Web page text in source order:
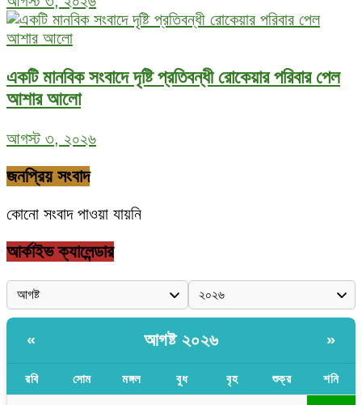
একটি মানবিক সংবাদে দৃষ্টি প্রতিবন্ধী রোকেয়ার পরিবার পেল
আশার আলো
আগস্ট ৩, ২০২৬
জনপ্রিয় সংবাদ
কোনো সংবাদ পাওয়া যায়নি
আর্কাইভ ক্যালেন্ডার
« আগষ্ট ২০২৬ »
রবি সোম মঙ্গল বুধ বৃহ শুক্র শনি